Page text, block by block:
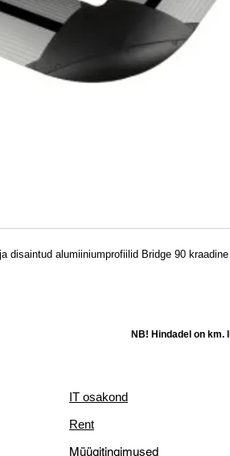
disaintud alumiiniumprofiilid Bridge 90
NB! Hindadel on km.
IT osakond
Rent
Müügitingimused